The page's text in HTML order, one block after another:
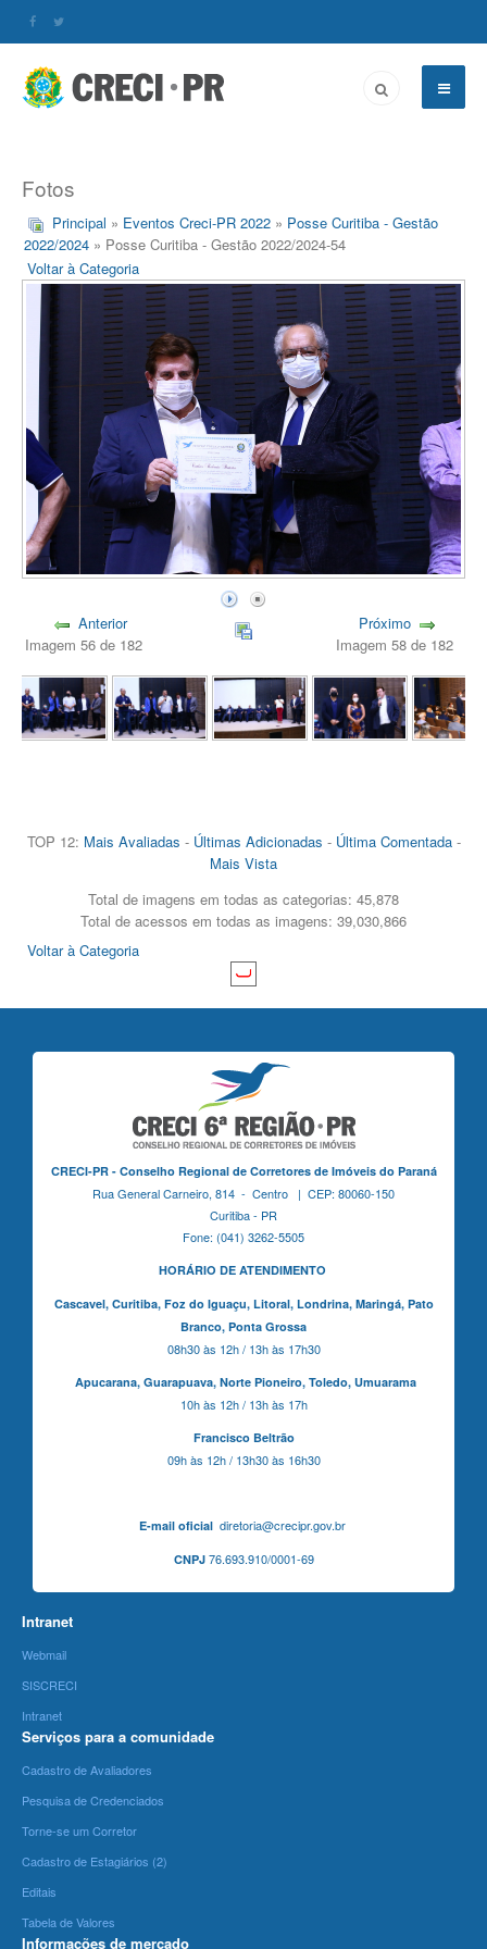
Fotos
Principal » Eventos Creci-PR 2022 » Posse Curitiba - Gestão
2022/2024 » Posse Curitiba - Gestão 2022/2024-54
Voltar à Categoria
Anterior
Imagem 56 de 182
Próximo
Imagem 58 de 182
TOP 12: Mais Avaliadas - Últimas Adicionadas - Última Comentada-
Mais Vista
Total de imagens em todas as categorias: 45,878
Total de acessos em todas as imagens: 39,030,866
Voltar à Categoria
CRECI-PR - Conselho Regional de Corretores de Imóveis do Paraná
Rua General Carneiro, 814 - Centro | CEP: 80060-150
Curitiba - PR
Fone: (041) 3262-5505
HORÁRIO DE ATENDIMENTO
Cascavel, Curitiba,Foz do Iguaçu, Litoral, Londrina, Maringá, Pato
Branco, Ponta Grossa
08h30 às 12h / 13h às 17h30
Apucarana, Guarapuava, Norte Pioneiro, Toledo, Umuarama
10h às 12h / 13h às 17h
Francisco Beltrão
09h às 12h / 13h30 às 16h30
E-mail oficialdiretoria@crecipr.gov.br
CNPJ76.693.910/0001-69
Intranet
Webmail
SISCRECI
Intranet
Serviços para a comunidade
Cadastro de Avaliadores
Pesquisa de Credenciados
Torne-se um Corretor
Cadastro de Estagiários (2)
Editais
Tabela de Valores
Informações de mercado